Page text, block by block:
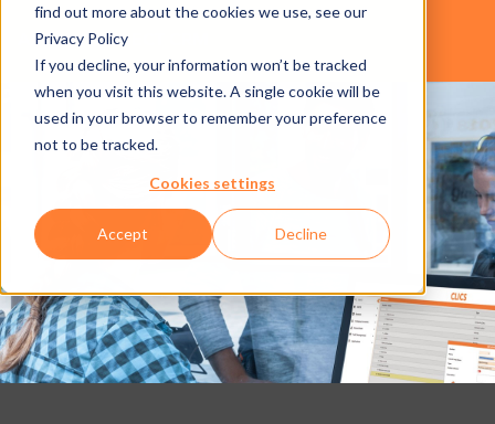
find out more about the cookies we use, see our
Privacy Policy
If you decline, your information won’t be tracked
when you visit this website. A single cookie will be
used in your browser to remember your preference
not to be tracked.
Cookies settings
Accept Decline
AXESS CONNECT CRM